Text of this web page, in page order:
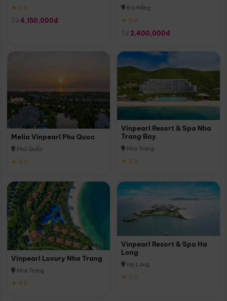
★ 5.0
Từ 4,150,000đ
Đà Nẵng
★ 5.0
Từ 2,400,000đ
Melia Vinpearl Phu Quoc
Phú Quốc
★ 5.0
Vinpearl Resort & Spa Nha
Trang Bay
Nha Trang
★ 5.0
Vinpearl Luxury Nha Trang
Nha Trang
★ 5.0
Vinpearl Resort & Spa Ha
Long
Hạ Long
★ 5.0